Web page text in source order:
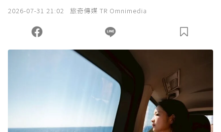
您當前剩餘 U 利點數：0點；前往 購買點數
2026-07-31 21:02 旅奇傳媒 TR Omnimedia